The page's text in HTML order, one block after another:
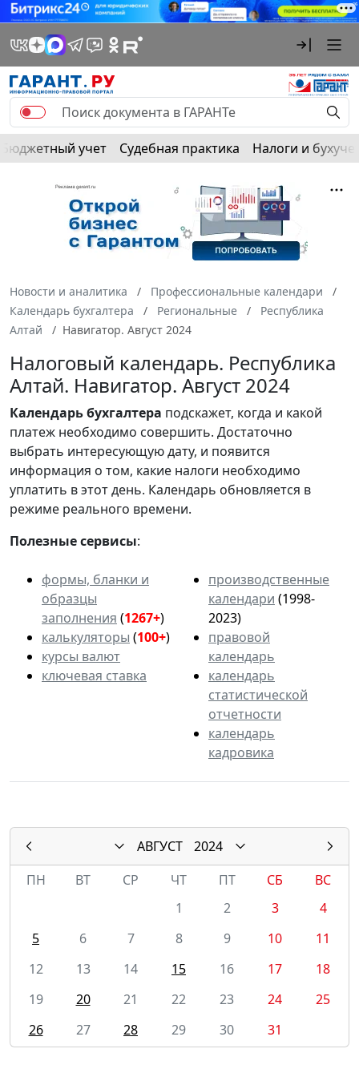
Бюджетный учет Судебная практика Налоги и
Новости и аналитика
Профессиональные календари
Календарь бухгалтера
Региональные
Республика
Алтай
Навигатор. Август 2024
Налоговый календарь. Республика
Алтай. Навигатор. Август 2024
Календарьбухгалтера подскажет, когда и какой
платеж необходимо совершить. Достаточно
выбрать интересующую дату, и появится
информация о том, какие налоги необходимо
уплатить в этот день. Календарь обновляется в
режиме реального времени.
Полезные сервисы:
формы, бланки и
образцы
заполнения (1267+)
калькуляторы (100+)
курсы валют
ключевая ставка
производственные
календари (1998-
2023)
правовой
календарь
календарь
статистической
отчетности
календарь
кадровика
АВГУСТ
2024
ПН
ВТ СР ЧТ ПТ СБ
ВС
1
2 3
4
5
6 7 8 9 10
11
12
13 14 15 16 17
18
19
20 21 22 23 24
25
26
27 28 29 30 31